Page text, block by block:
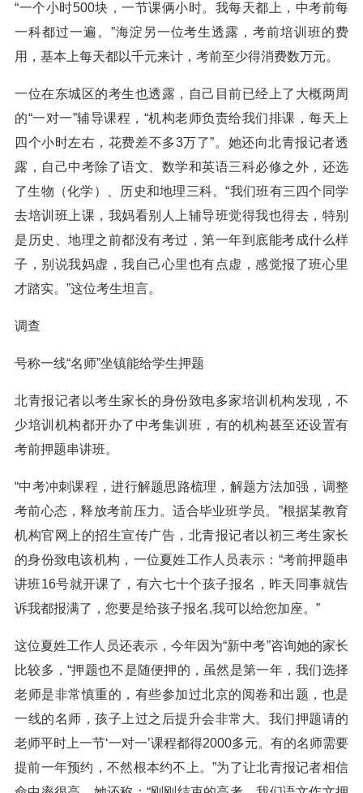
“一个小时500块，一节课俩小时。我每天都上，中考前每
一科都过一遍。”海淀另一位考生透露，考前培训班的费
用，基本上每天都以千元来计，考前至少得消费数万元。
一位在东城区的考生也透露，自己目前已经上了大概两周
的“一对一”辅导课程，“机构老师负责给我们排课，每天上
四个小时左右，花费差不多3万了”。她还向北青报记者透
露，自己中考除了语文、数学和英语三科必修之外，还选
了生物（化学）、历史和地理三科。“我们班有三四个同学
去培训班上课，我妈看别人上辅导班觉得我也得去，特别
是历史、地理之前都没有考过，第一年到底能考成什么样
子，别说我妈虚，我自己心里也有点虚，感觉报了班心里
才踏实。”这位考生坦言。
调查
号称一线“名师”坐镇能给学生押题
北青报记者以考生家长的身份致电多家培训机构发现，不
少培训机构都开办了中考集训班，有的机构甚至还设置有
考前押题串讲班。
“中考冲刺课程，进行解题思路梳理，解题方法加强，调整
考前心态，释放考前压力。适合毕业班学员。”根据某教育
机构官网上的招生宣传广告，北青报记者以初三考生家长
的身份致电该机构，一位夏姓工作人员表示：“考前押题串
讲班16号就开课了，有六七十个孩子报名，昨天同事就告
诉我都报满了，您要是给孩子报名,我可以给您加座。”
这位夏姓工作人员还表示，今年因为“新中考”咨询她的家长
比较多，“押题也不是随便押的，虽然是第一年，我们选择
老师是非常慎重的，有些参加过北京的阅卷和出题，也是
一线的名师，孩子上过之后提升会非常大。我们押题请的
老师平时上一节‘一对一’课程都得2000多元。有的名师需要
提前一年预约，不然根本约不上。”为了让北青报记者相信